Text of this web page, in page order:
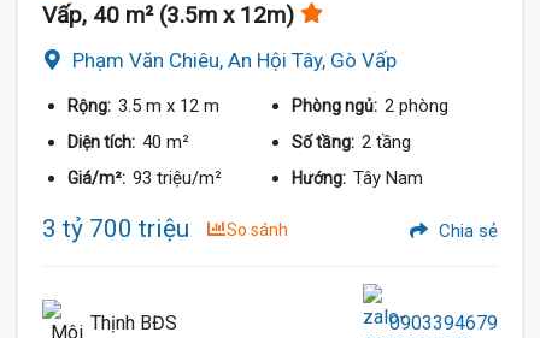
Vấp, 40 m² (3.5m x 12m)
Phạm Văn Chiêu, An Hội Tây, Gò Vấp
Rộng: 3.5 m x 12 m Phòng ngủ: 2 phòng
Diện tích: 40 m² Số tầng: 2 tầng
Giá/m²: 93 triệu/m² Hướng: Tây Nam
3 tỷ 700 triệu So sánh Chia sẻ
Thịnh BĐS 0903394679